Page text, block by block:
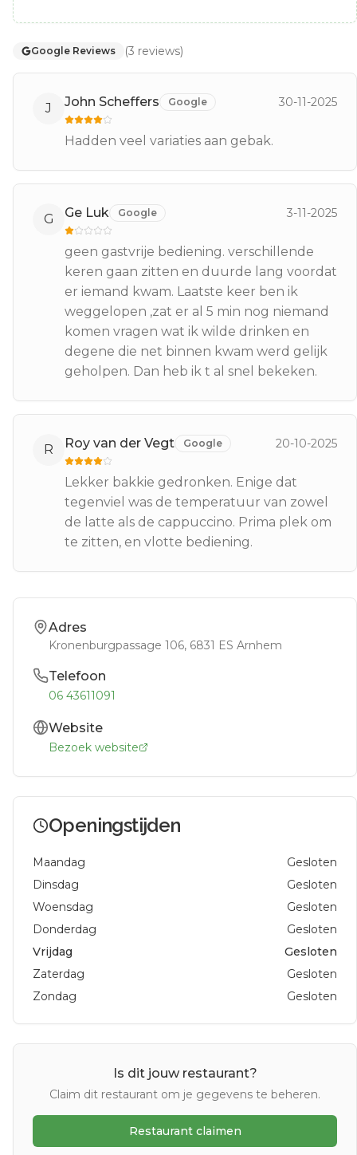
Google Reviews (3 reviews)
J John Scheffers Google 30-11-2025
Hadden veel variaties aan gebak.
G Ge Luk Google 3-11-2025
geen gastvrije bediening. verschillende
keren gaan zitten en duurde lang voordat
er iemand kwam. Laatste keer ben ik
weggelopen ,zat er al 5 min nog niemand
komen vragen wat ik wilde drinken en
degene die net binnen kwam werd gelijk
geholpen. Dan heb ik t al snel bekeken.
R Roy van der Vegt Google 20-10-2025
Lekker bakkie gedronken. Enige dat
tegenviel was de temperatuur van zowel
de latte als de cappuccino. Prima plek om
te zitten, en vlotte bediening.
Adres
Kronenburgpassage 106, 6831 ES Arnhem
Telefoon
06 43611091
Website
Bezoek website
Openingstijden
Maandag
Gesloten
Dinsdag
Gesloten
Woensdag
Gesloten
Donderdag
Gesloten
Vrijdag
Gesloten
Zaterdag
Gesloten
Zondag
Gesloten
Is dit jouw restaurant?
Claim dit restaurant om je gegevens te beheren.
Restaurant claimen